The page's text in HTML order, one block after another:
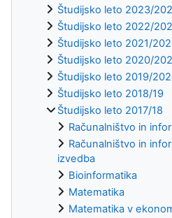
Študijsko leto 2023/
Študijsko leto 2022/
Študijsko leto 2021/
Študijsko leto 2020/
Študijsko leto 2019/
Študijsko leto 2018/19
Študijsko leto 2017/18
Računalništvo in
Računalništvo in
izvedba
Bioinformatika
Matematika
Matematika v